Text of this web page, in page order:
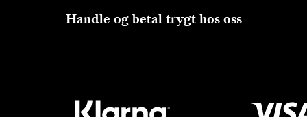
Handle og betal trygt hos oss